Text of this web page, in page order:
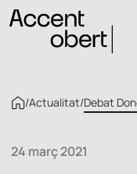
/Actualitat/Debat
24 març 2021